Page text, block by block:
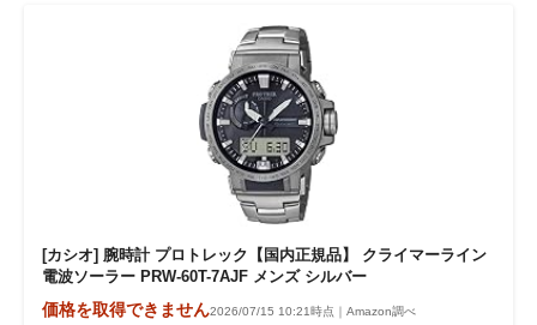
[カシオ] 腕時計 プロトレック【国内正規品】 クライマーライン
電波ソーラー PRW-60T-7AJF メンズ シルバー
価格を取得できません2026/07/15 10:21時点｜Amazon調べ